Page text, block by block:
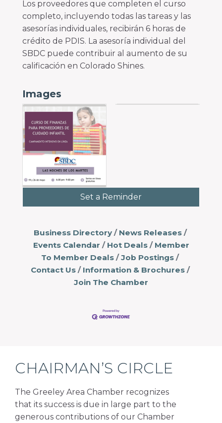
Los proveedores que completen el curso
completo, incluyendo todas las tareas y las
asesorías individuales, recibirán 6 horas de
crédito de PDIS. La asesoría individual del
SBDC puede contribuir al aumento de su
calificación en Colorado Shines.
Images
Set a Reminder
Business Directory
News Releases
Events Calendar
Hot Deals
Member
To Member Deals
Job Postings
Contact Us
Information & Brochures
Join The Chamber
CHAIRMAN’S CIRCLE
The Greeley Area Chamber recognizes
that its success is due in large part to the
generous contributions of our Chamber